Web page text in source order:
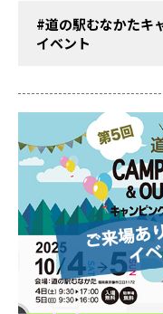
#道の駅むなかたキ
イベント